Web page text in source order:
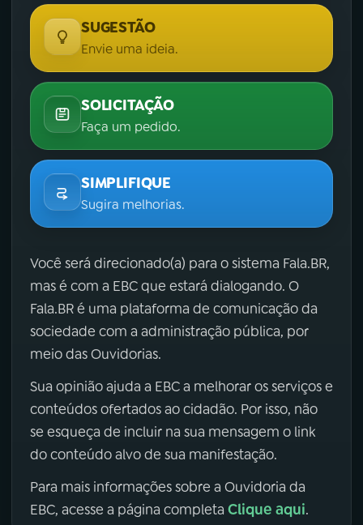
SUGESTÃO
Envie uma ideia.
SOLICITAÇÃO
Faça um pedido.
SIMPLIFIQUE
Sugira melhorias.
Você será direcionado(a) para o sistema Fala.BR,
mas é com a EBC que estará dialogando. O
Fala.BR é uma plataforma de comunicação da
sociedade com a administração pública, por
meio das Ouvidorias.
Sua opinião ajuda a EBC a melhorar os serviços e
conteúdos ofertados ao cidadão. Por isso, não
se esqueça de incluir na sua mensagem o link
do conteúdo alvo de sua manifestação.
Para mais informações sobre a Ouvidoria da
EBC, acesse a página completa Clique aqui.